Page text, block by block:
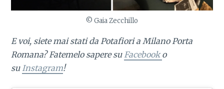
© Gaia Zecchillo
E voi, siete mai stati da Potafiori a Milano Porta
Romana? Fatemelo saperesu Facebooko
su Instagram!